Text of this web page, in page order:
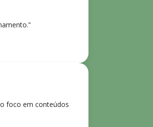
foco em conteúdos